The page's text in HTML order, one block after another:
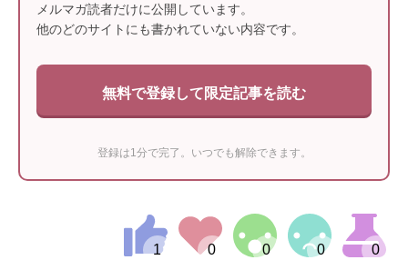
メルマガ読者だけに公開しています。
他のどのサイトにも書かれていない内容です。
無料で登録して限定記事を読む
登録は1分で完了。いつでも解除できます。